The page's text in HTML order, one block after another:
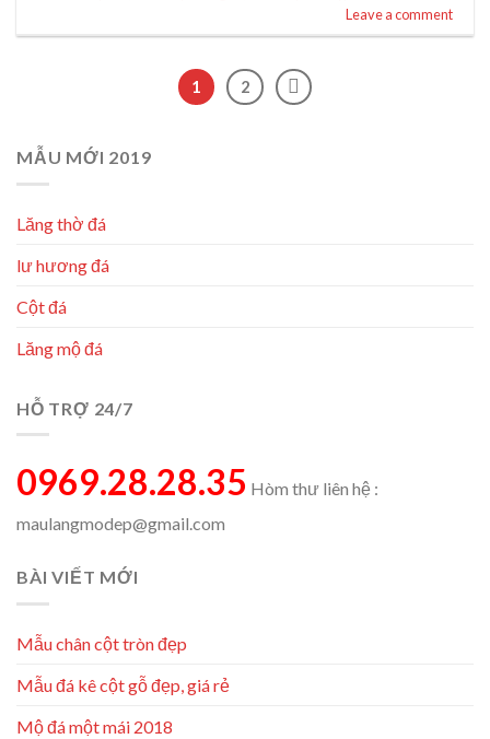
Leave a comment
1 2
MẪU MỚI 2019
Lăng thờ đá
lư hương đá
Cột đá
Lăng mộ đá
HỖ TRỢ 24/7
0969.28.28.35 Hòm thư liên hệ :
maulangmodep@gmail.com
BÀI VIẾT MỚI
Mẫu chân cột tròn đẹp
Mẫu đá kê cột gỗ đẹp, giá rẻ
Mộ đá một mái 2018